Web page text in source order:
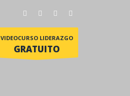
VIDEOCURSO LIDERAZGO
GRATUITO